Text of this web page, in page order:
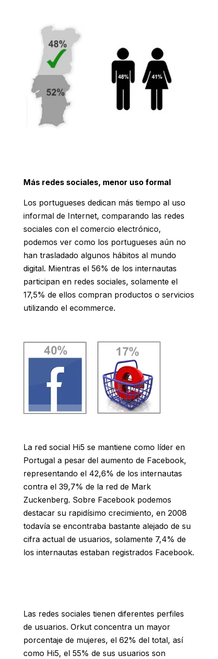
Más redes sociales, menor uso formal
Los portugueses dedican más tiempo al uso
informal de Internet, comparando las redes
sociales con el comercio electrónico,
podemos ver como los portugueses aún no
han trasladado algunos hábitos al mundo
digital. Mientras el 56% de los internautas
participan en redes sociales, solamente el
17,5% de ellos compran productos o servicios
utilizando el ecommerce.
La red social Hi5 se mantiene como líder en
Portugal a pesar del aumento de Facebook,
representando el 42,6% de los internautas
contra el 39,7% de la red de Mark
Zuckenberg. Sobre Facebook podemos
destacar su rapidísimo crecimiento, en 2008
todavía se encontraba bastante alejado de su
cifra actual de usuarios, solamente 7,4% de
los internautas estaban registrados Facebook.
Las redes sociales tienen diferentes perfiles
de usuarios. Orkut concentra un mayor
porcentaje de mujeres, el 62% del total, así
como Hi5, el 55% de sus usuarios son